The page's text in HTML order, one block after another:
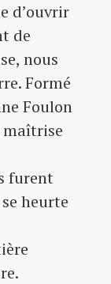
d’ouvrir
de
nous
Formé
Foulon
maîtrise
furent
heurte